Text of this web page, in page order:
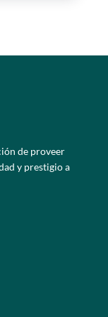
de proveer
y prestigio a